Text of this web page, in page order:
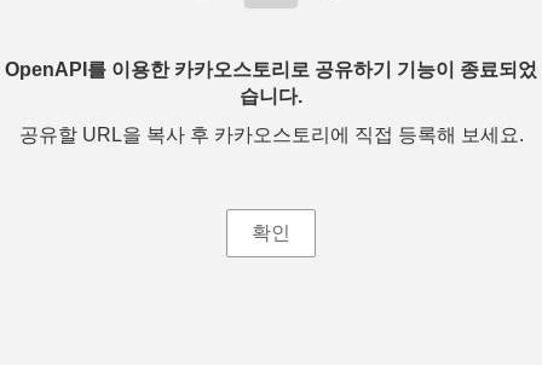
OpenAPI를 이용한 카카오스토리로 공유하기 기능이 종료되었
습니다.
공유할 URL을 복사 후 카카오스토리에 직접 등록해 보세요.
확인